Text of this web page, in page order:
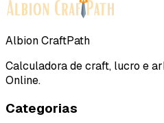
Albion CraftPath
Calculadora de craft, lucro e
Online.
Categorias